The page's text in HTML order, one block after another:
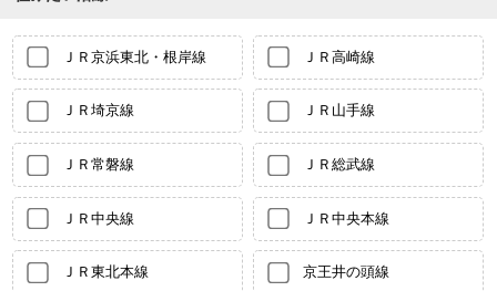
ＪＲ京浜東北・根岸線 ＪＲ高崎線
ＪＲ埼京線 ＪＲ山手線
ＪＲ常磐線 ＪＲ総武線
ＪＲ中央線 ＪＲ中央本線
ＪＲ東北本線 京王井の頭線